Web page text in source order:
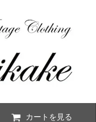
カートを見る